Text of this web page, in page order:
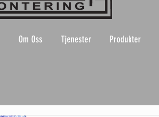
Om Oss Tjenester Produkter